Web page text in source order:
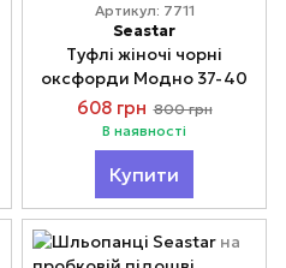
Артикул: 7711
Seastar
Туфлі жіночі чорні
оксфорди Модно 37-40
608 грн 800 грн
В наявності
Купити